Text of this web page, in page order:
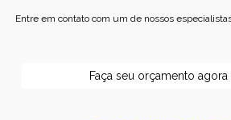
Entre em contato com um de nossos
Faça seu orçamento